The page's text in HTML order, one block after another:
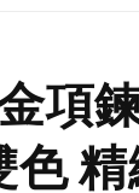
項
色